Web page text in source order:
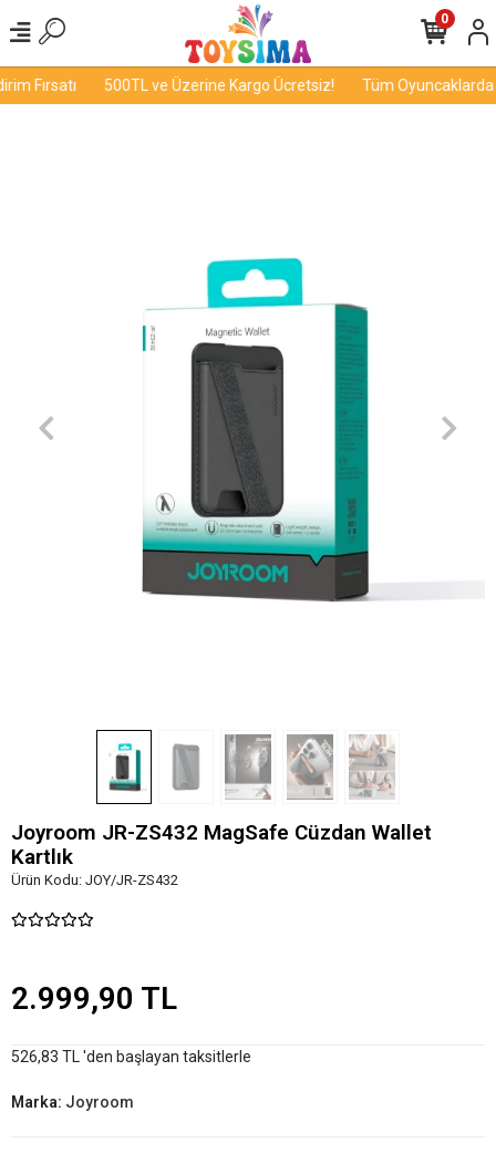
Fırsatı 500TL ve Üzerine Kargo Ücretsiz! Tüm Oyuncaklarda
0
Joyroom JR-ZS432 MagSafe Cüzdan Wallet
Kartlık
Ürün Kodu: JOY/JR-ZS432
2.999,90 TL
526,83 TL 'den başlayan taksitlerle
Marka: Joyroom